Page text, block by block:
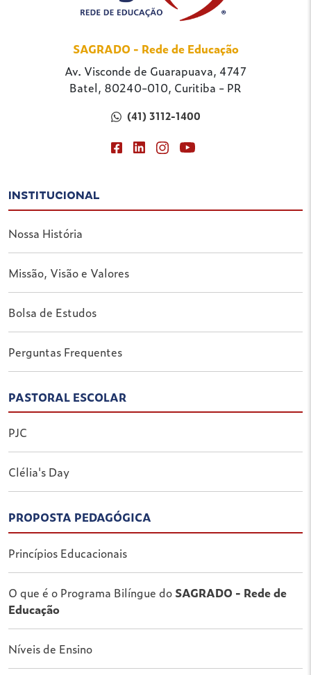
SAGRADO - Rede de Educação
Av. Visconde de Guarapuava, 4747
Batel, 80240-010, Curitiba - PR
(41) 3112-1400
INSTITUCIONAL
Nossa História
Missão, Visão e Valores
Bolsa de Estudos
Perguntas Frequentes
PASTORAL ESCOLAR
PJC
Clélia's Day
PROPOSTA PEDAGÓGICA
Princípios Educacionais
O que é o Programa Bilíngue do SAGRADO - Rede de
Educação
Níveis de Ensino